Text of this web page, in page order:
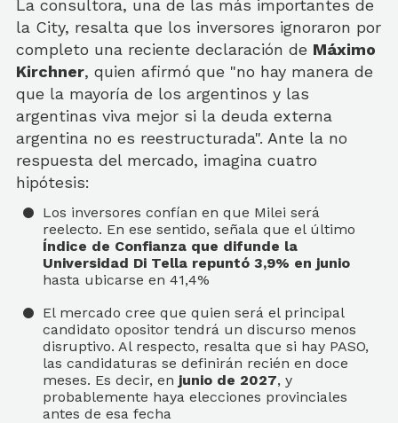
La consultora, una de las más importantes de
la City, resalta que los inversores ignoraron por
completo una reciente declaración de Máximo
Kirchner, quien afirmó que "no hay manera de
que la mayoría de los argentinos y las
argentinas viva mejor si la deuda externa
argentina no es reestructurada". Ante la no
respuesta del mercado, imagina cuatro
hipótesis:
Los inversores confían en que Milei será
reelecto. En ese sentido, señala que el último
Índice de Confianza que difunde la
Universidad Di Tella repuntó 3,9% en junio
hasta ubicarse en 41,4%
El mercado cree que quien será el principal
candidato opositor tendrá un discurso menos
disruptivo. Al respecto, resalta que si hay PASO,
las candidaturas se definirán recién en doce
meses. Es decir, en junio de 2027, y
probablemente haya elecciones provinciales
antes de esa fecha